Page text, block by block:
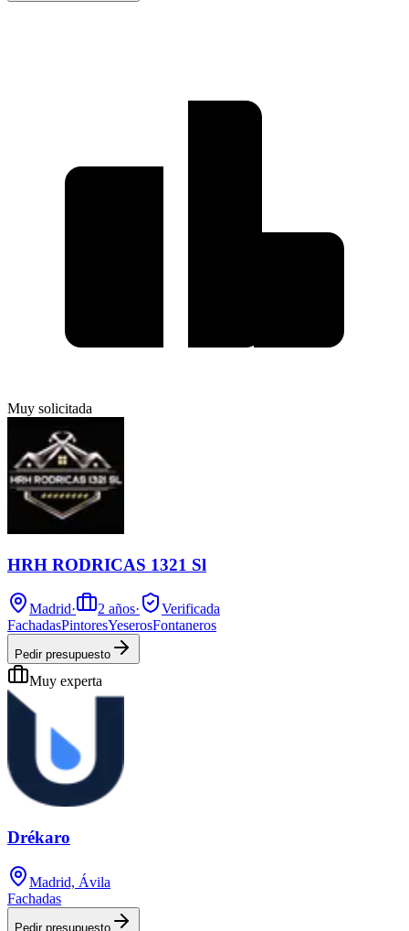
Muy solicitada
HRH RODRICAS 1321 Sl
Madrid· 2 años·
Verificada
FachadasPintoresYeserosFontaneros
Pedir presupuesto
Muy experta
Drékaro
Madrid, Ávila
Fachadas
Pedir presupuesto